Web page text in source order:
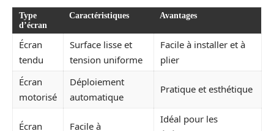
Type
d’écran
Caractéristiques Avantages
Écran
tendu
Surface lisse et
tension uniforme
Facile à installer et à
plier
Écran
motorisé
Déploiement
automatique
Pratique et esthétique
Écran
Facile à
Idéal pour les